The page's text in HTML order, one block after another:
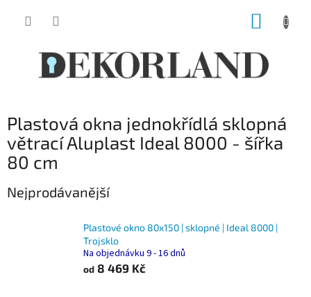
Plastová okna jednokřídlá sklopná
větrací Aluplast Ideal 8000 - šířka
80 cm
Nejprodávanější
Plastové okno 80x150 | sklopné | Ideal 8000 |
Trojsklo
Na objednávku 9 - 16 dnů
od 8 469 Kč